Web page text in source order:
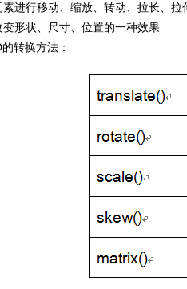
进行移动、缩放、转动、拉长、拉
形状、尺寸、位置的一种效果
转换方法：